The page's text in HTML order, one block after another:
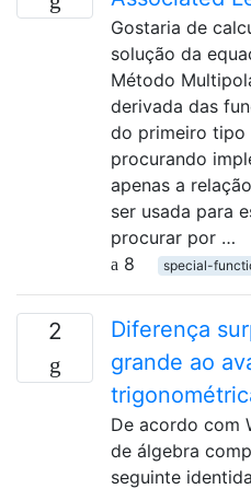
Gostaria de
solução da
Método
derivada das
do primeiro tipo
procurando
apenas a
ser usada para
procurar por …
8
special-
2
Diferença
grande ao
De acordo com
de álgebra
seguinte